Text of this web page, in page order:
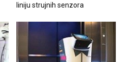
liniju strujnih senzora